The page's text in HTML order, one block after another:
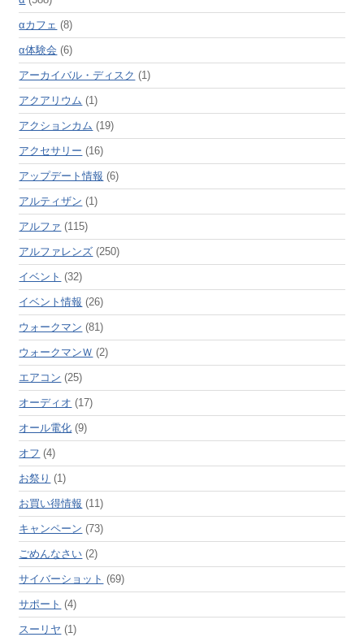
αカフェ (8)
α体験会 (6)
アーカイバル・ディスク (1)
アクアリウム (1)
アクションカム (19)
アクセサリー (16)
アップデート情報 (6)
アルティザン (1)
アルファ (115)
アルファレンズ (250)
イベント (32)
イベント情報 (26)
ウォークマン (81)
ウォークマンＷ (2)
エアコン (25)
オーディオ (17)
オール電化 (9)
オフ (4)
お祭り (1)
お買い得情報 (11)
キャンペーン (73)
ごめんなさい (2)
サイバーショット (69)
サポート (4)
スーリヤ (1)